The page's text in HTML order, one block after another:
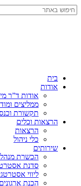
בית
אודות
אודות ד”ר
ממליצים
תקשורת
הרצאות וכלים
הרצאות
כלי ניהול
שירותים
הכשרת
סדנת
ליווי
הכנת